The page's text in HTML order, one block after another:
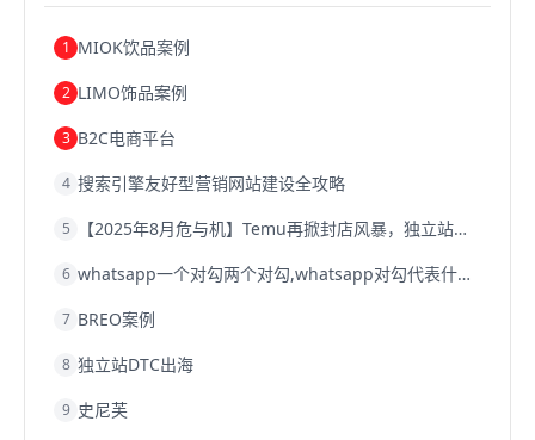
浙江跨境电商宁波跨境电商跨境电商的模式
跨境电商优势跨境电商的优势
1 MIOK饮品案例
2 LIMO饰品案例
3 B2C电商平台
4 搜索引擎友好型营销网站建设全攻略
5 【2025年8月危与机】Temu再掀封店风暴，独立站才是跨境卖家的避险通道
6 whatsapp一个对勾两个对勾,whatsapp对勾代表什么意思
7 BREO案例
8 独立站DTC出海
9 史尼芙